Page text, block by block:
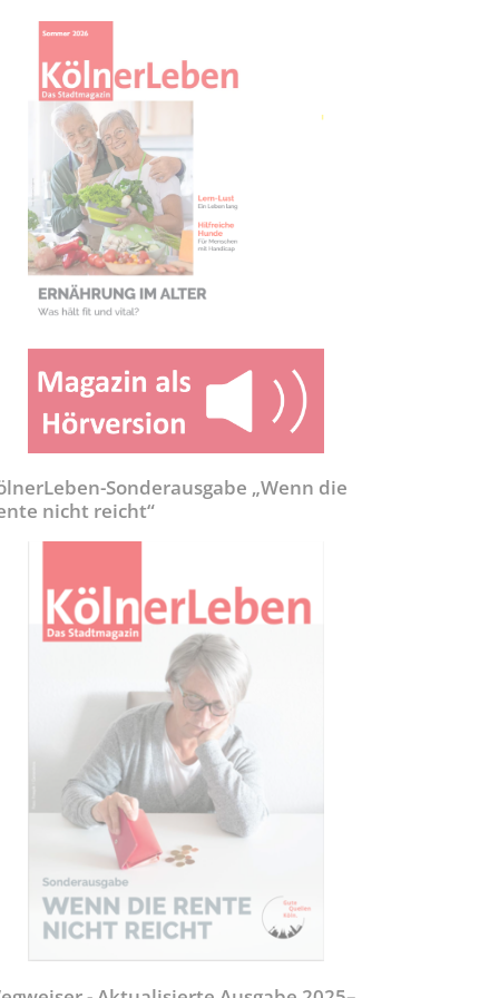
Sonderausgabe „Wenn die
nicht reicht“